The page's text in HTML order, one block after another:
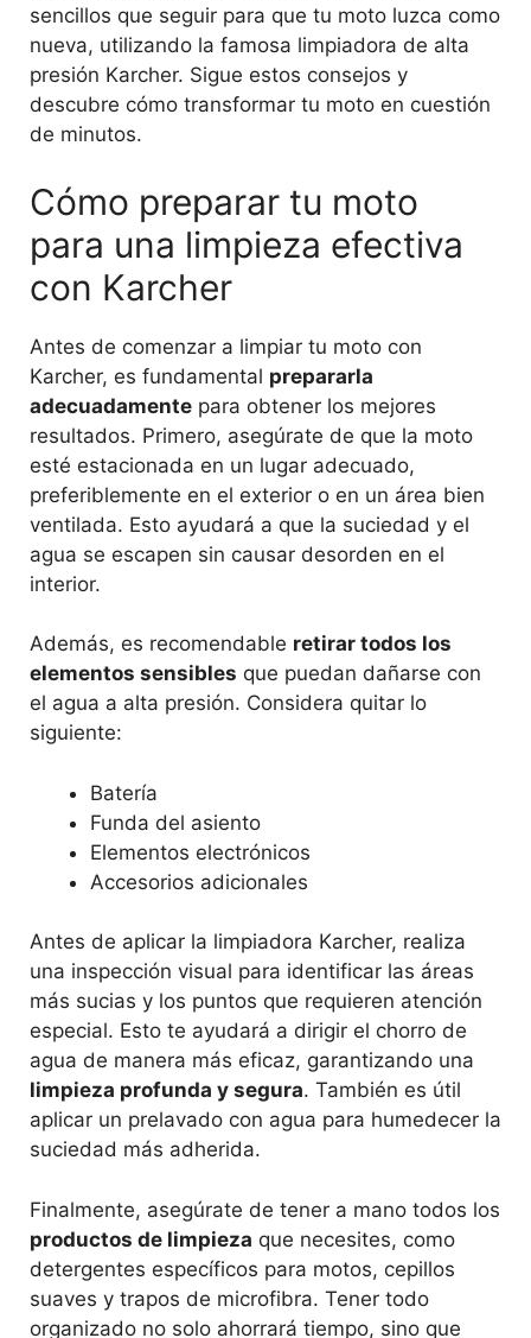
sencillos que seguir para que tu moto luzca como
nueva, utilizando la famosa limpiadora de alta
presión Karcher. Sigue estos consejos y
descubre cómo transformar tu moto en cuestión
de minutos.
Cómo preparar tu moto
para una limpieza efectiva
con Karcher
Antes de comenzar a limpiar tu moto con
Karcher, es fundamental prepararla
adecuadamente para obtener los mejores
resultados. Primero, asegúrate de que la moto
esté estacionada en un lugar adecuado,
preferiblemente en el exterior o en un área bien
ventilada. Esto ayudará a que la suciedad y el
agua se escapen sin causar desorden en el
interior.
Además, es recomendable retirar todos los
elementos sensibles que puedan dañarse con
el agua a alta presión. Considera quitar lo
siguiente:
Batería
Funda del asiento
Elementos electrónicos
Accesorios adicionales
Antes de aplicar la limpiadora Karcher, realiza
una inspección visual para identificar las áreas
más sucias y los puntos que requieren atención
especial. Esto te ayudará a dirigir el chorro de
agua de manera más eficaz, garantizando una
limpieza profunda y segura. También es útil
aplicar un prelavado con agua para humedecer la
suciedad más adherida.
Finalmente, asegúrate de tener a mano todos los
productos de limpieza que necesites, como
detergentes específicos para motos, cepillos
suaves y trapos de microfibra. Tener todo
organizado no solo ahorrará tiempo, sino que